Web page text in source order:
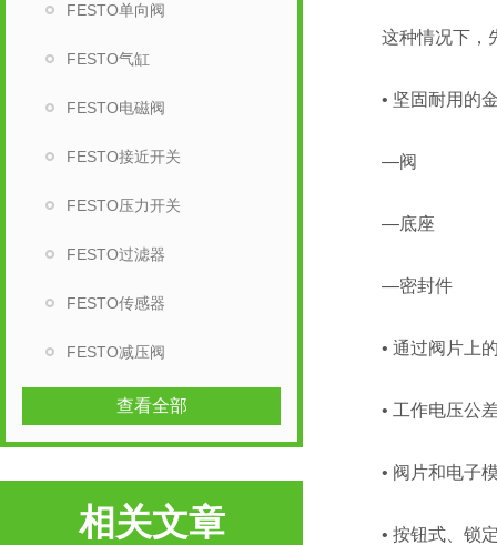
FESTO单向阀
FESTO气缸
FESTO电磁阀
FESTO接近开关
FESTO压力开关
FESTO过滤器
FESTO传感器
FESTO减压阀
查看全部
相关文章
这种情况下，先
• 坚固耐用的金
—阀
—底座
—密封件
• 通过阀片上的
• 工作电压公差
• 阀片和电子模
• 按钮式、锁定